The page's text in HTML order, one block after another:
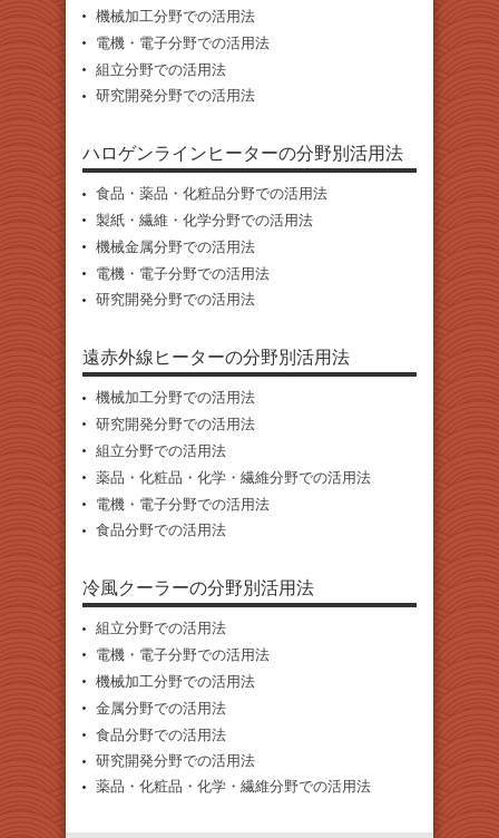
機械加工分野での活用法
電機・電子分野での活用法
組立分野での活用法
研究開発分野での活用法
ハロゲンラインヒーターの分野別活用法
食品・薬品・化粧品分野での活用法
製紙・繊維・化学分野での活用法
機械金属分野での活用法
電機・電子分野での活用法
研究開発分野での活用法
遠赤外線ヒーターの分野別活用法
機械加工分野での活用法
研究開発分野での活用法
組立分野での活用法
薬品・化粧品・化学・繊維分野での活用法
電機・電子分野での活用法
食品分野での活用法
冷風クーラーの分野別活用法
組立分野での活用法
電機・電子分野での活用法
機械加工分野での活用法
金属分野での活用法
食品分野での活用法
研究開発分野での活用法
薬品・化粧品・化学・繊維分野での活用法